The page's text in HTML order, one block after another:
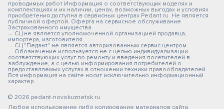
проводимых работ Информация о соответствующих моделях и
комплектациях и их наличии, ценах, возможных выгодах и условиях
приобретения доступна в сервисных центрах Pedant.ru. Не является
публичной офертой. Оферта на сервисное обслуживание
Застрахованного имущества
— СЦ не является уполномоченной организацией продавца,
импортера, изготовителя.
— СЦ "Педант" не является авторизованным сервис центром.
— Обозначение используется не с целью индивидуализации
соответствующих услуг по ремонту и введения посетителей в
заблуждение, а с целью информирования потребителей о
предоставляемых услугах в отношении техники правообладателей.
Вся информация на сайте носит исключительно информационный
характер.
© 2026 pedant-novokuznetsk.ru
Любое использование либо копирование материалов сайта,